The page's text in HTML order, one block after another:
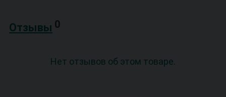
Отзывы 0
Нет отзывов об этом товаре.